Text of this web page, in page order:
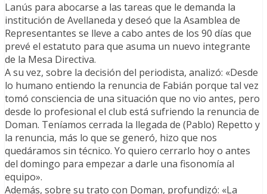
Lanús para abocarse a las tareas que le demanda la
institución de Avellaneda y deseó que la Asamblea de
Representantes se lleve a cabo antes de los 90 días que
prevé el estatuto para que asuma un nuevo integrante
de la Mesa Directiva.
A su vez, sobre la decisión del periodista, analizó: «Desde
lo humano entiendo la renuncia de Fabián porque tal vez
tomó consciencia de una situación que no vio antes, pero
desde lo profesional el club está sufriendo la renuncia de
Doman. Teníamos cerrada la llegada de (Pablo) Repetto y
la renuncia, más lo que se generó, hizo que nos
quedáramos sin técnico. Yo quiero cerrarlo hoy o antes
del domingo para empezar a darle una fisonomía al
equipo».
Además, sobre su trato con Doman, profundizó: «La